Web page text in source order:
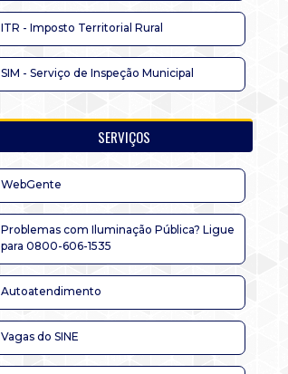
ITR - Imposto Territorial Rural
SIM - Serviço de Inspeção Municipal
SERVIÇOS
WebGente
Problemas com Iluminação Pública? Ligue
para 0800-606-1535
Autoatendimento
Vagas do SINE